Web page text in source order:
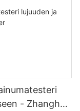
- Zhanghua